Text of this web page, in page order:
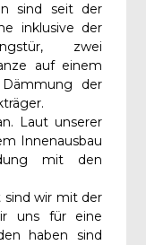
sind seit der
inklusive der
zwei
auf einem
der
Laut unserer
Innenausbau
mit den
sind wir mit der
uns für eine
haben sind